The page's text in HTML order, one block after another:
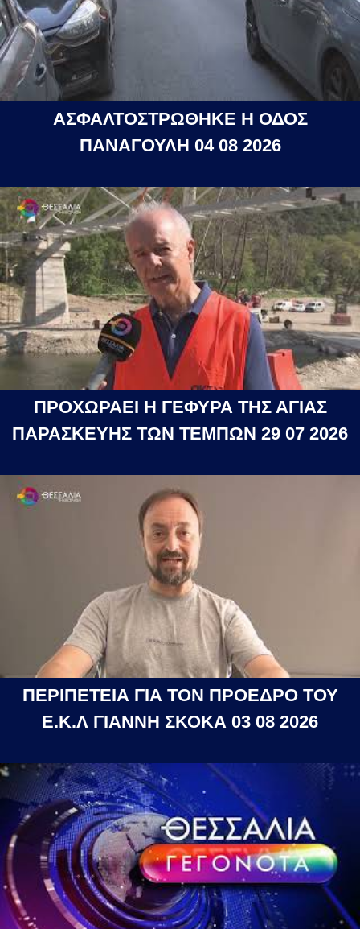
ΑΣΦΑΛΤΟΣΤΡΩΘΗΚΕ Η ΟΔΟΣ
ΠΑΝΑΓΟΥΛΗ 04 08 2026
ΠΡΟΧΩΡΑΕΙ Η ΓΕΦΥΡΑ ΤΗΣ ΑΓΙΑΣ
ΠΑΡΑΣΚΕΥΗΣ ΤΩΝ ΤΕΜΠΩΝ 29 07 2026
ΠΕΡΙΠΕΤΕΙΑ ΓΙΑ ΤΟΝ ΠΡΟΕΔΡΟ ΤΟΥ
Ε.Κ.Λ ΓΙΑΝΝΗ ΣΚΟΚΑ 03 08 2026